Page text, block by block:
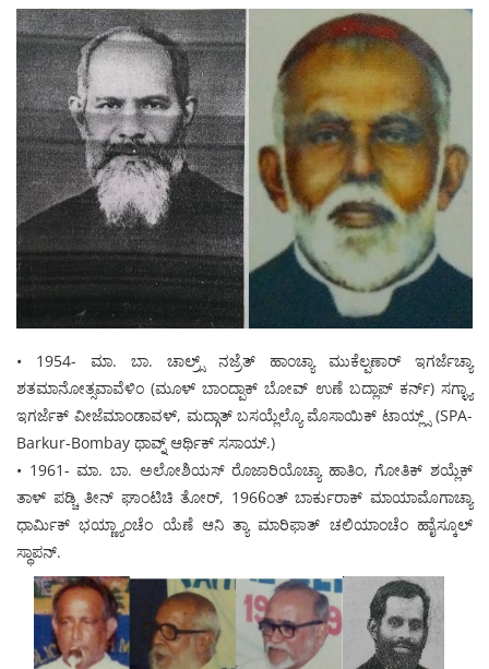
• 1954- ಮಾ. ಬಾ. ಚಾಲ್ರ್ಸ್ ನಜ್ರೆತ್ ಹಾಂಚ್ಯಾ ಮುಕೆಲ್ಪಣಾರ್ ಇಗರ್ಜೆಚ್ಯಾ
ಶತಮಾನೋತ್ಸವಾವೆಳಿಂ (ಮೂಳ್ ಬಾಂದ್ಪಾಕ್ ಬೋವ್ ಉಣೆ ಬದ್ಲಾಪ್ ಕರ್ನ್) ಸಗ್ಳ್ಯಾ
ಇಗರ್ಜೆಕ್ ವೀಜೆಮಾಂಡಾವಳ್, ಮದ್ಗಾತ್ ಬಸಯ್ಲೆಲ್ಯೊ ಮೊಸಾಯಿಕ್ ಟಾಯ್ಲ್ಸ್ (SPA-
Barkur-Bombay ಥಾವ್ನ್ ಆರ್ಥಿಕ್ ಸಸಾಯ್.)
• 1961- ಮಾ. ಬಾ. ಅಲೋಶಿಯಸ್ ರೊಜಾರಿಯೊಚ್ಯಾ ಹಾತಿಂ, ಗೋತಿಕ್ ಶಯ್ಲೆಕ್
ತಾಳ್ ಪಡ್ಚಿ ತೀನ್ ಘಾಂಟಿಚಿ ತೋರ್, 1966ಂತ್ ಬಾರ್ಕುರಾಕ್ ಮಾಯಾಮೊಗಾಚ್ಯಾ
ಧಾರ್ಮಿಕ್ ಭಯ್ಣ್ಯಾಂಚೆಂ ಯೆಣೆ ಆನಿ ತ್ಯಾ ಮಾರಿಫಾತ್ ಚಲಿಯಾಂಚೆಂ ಹಾೈಸ್ಕೂಲ್
ಸ್ಥಾಪನ್.